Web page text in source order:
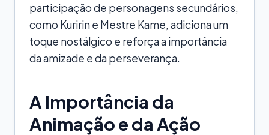
participação de personagens secundários,
como Kuririn e Mestre Kame, adiciona um
toque nostálgico e reforça a importância
da amizade e da perseverança.
A Importância da
Animação e da Ação